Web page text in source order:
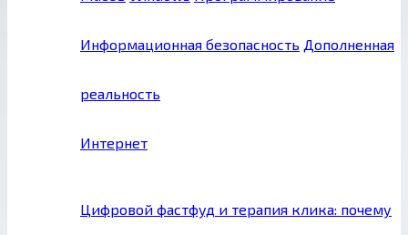
Информационная безопасность Дополненная
реальность
Интернет
Цифровой фастфуд и терапия клика: почему